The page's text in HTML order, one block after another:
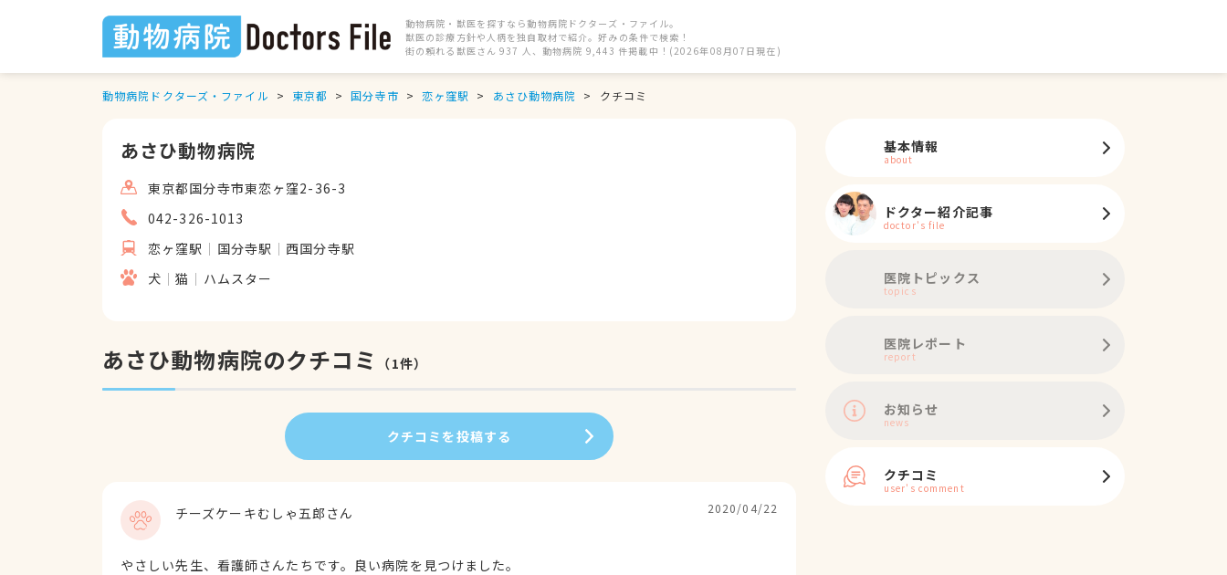
動物病院・獣医を探すなら動物病院ドクターズ・ファイル。
獣医の診療方針や人柄を独自取材で紹介。好みの条件で検索！
街の頼れる獣医さん 937 人、動物病院 9,443 件掲載中！(2026年08月07日現在)
動物病院ドクターズ・ファイル 東京都 国分寺市 恋ヶ窪駅 あさひ動物病院 クチコミ
あさひ動物病院
東京都国分寺市東恋ヶ窪2-36-3
042-326-1013
恋ヶ窪駅
国分寺駅
西国分寺駅
犬
猫 ハムスター
あさひ動物病院のクチコミ （1件）
クチコミを投稿する
チーズケーキむしゃ五郎さん 2020/04/22
やさしい先生、看護師さんたちです。良い病院を見つけました。
基本情報
about
ドクター紹介記事
doctor's file
医院トピックス
topics
医院レポート
report
お知らせ
news
クチコミ
user's comment